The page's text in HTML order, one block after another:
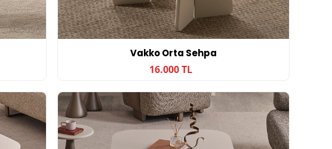
Vakko Orta Sehpa
16.000 TL